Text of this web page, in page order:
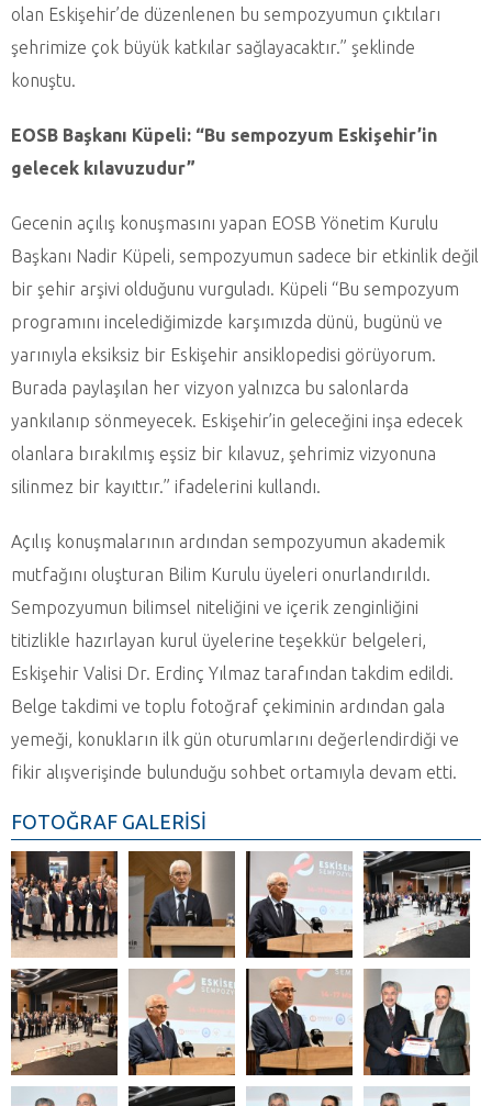
olan Eskişehir’de düzenlenen bu sempozyumun çıktıları
şehrimize çok büyük katkılar sağlayacaktır.” şeklinde
konuştu.
EOSB Başkanı Küpeli: “Bu sempozyum Eskişehir’in
gelecek kılavuzudur”
Gecenin açılış konuşmasını yapan EOSB Yönetim Kurulu
Başkanı Nadir Küpeli, sempozyumun sadece bir etkinlik değil
bir şehir arşivi olduğunu vurguladı. Küpeli “Bu sempozyum
programını incelediğimizde karşımızda dünü, bugünü ve
yarınıyla eksiksiz bir Eskişehir ansiklopedisi görüyorum.
Burada paylaşılan her vizyon yalnızca bu salonlarda
yankılanıp sönmeyecek. Eskişehir’in geleceğini inşa edecek
olanlara bırakılmış eşsiz bir kılavuz, şehrimiz vizyonuna
silinmez bir kayıttır.” ifadelerini kullandı.
Açılış konuşmalarının ardından sempozyumun akademik
mutfağını oluşturan Bilim Kurulu üyeleri onurlandırıldı.
Sempozyumun bilimsel niteliğini ve içerik zenginliğini
titizlikle hazırlayan kurul üyelerine teşekkür belgeleri,
Eskişehir Valisi Dr. Erdinç Yılmaz tarafından takdim edildi.
Belge takdimi ve toplu fotoğraf çekiminin ardından gala
yemeği, konukların ilk gün oturumlarını değerlendirdiği ve
fikir alışverişinde bulunduğu sohbet ortamıyla devam etti.
FOTOĞRAF GALERİSİ